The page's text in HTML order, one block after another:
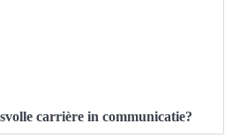
carrière in communicatie?